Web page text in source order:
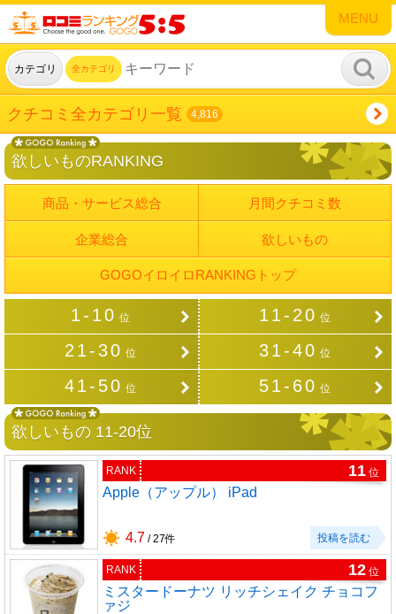
MENU
カテゴリ 全カテゴリ
クチコミ全カテゴリ一覧 4,816
欲しいものRANKING
商品・サービス総合 月間クチコミ数
企業総合 欲しいもの
GOGOイロイロRANKINGトップ
1-10 位 11-20 位
21-30 位 31-40 位
41-50 位 51-60 位
欲しいもの 11-20位
RANK 11 位
Apple（アップル） iPad
4.7 / 27件 投稿を読む
RANK 12 位
ミスタードーナツ リッチシェイク チョコフ
ァジ